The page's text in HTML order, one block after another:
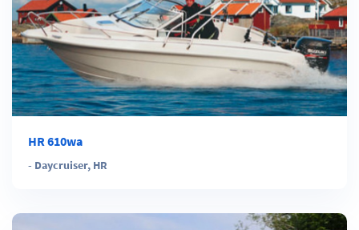
HR 610wa
- Daycruiser, HR